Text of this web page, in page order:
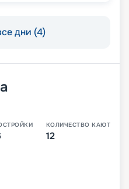
дни (4)
КОЛИЧЕСТВО КАЮТ
12